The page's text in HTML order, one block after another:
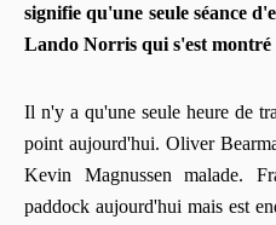
signifie qu'une seule séance
Lando Norris qui s'est montré
Il n'y a qu'une seule heure de
point aujourd'hui. Oliver
Kevin Magnussen malade.
paddock aujourd'hui mais est